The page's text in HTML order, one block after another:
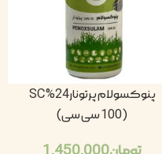
پنوکسولام پرتونار24% SC
(100 سی سی)